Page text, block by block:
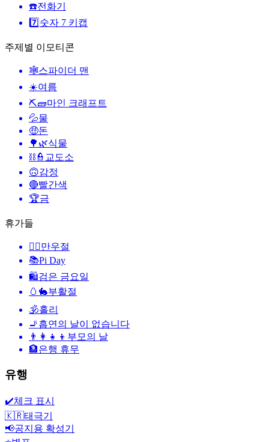
☎️전화기
7️⃣ 숫자 7 키캡
주제별 이모티콘
🕸️스파이더 맨
☀️여름
⛏🧱마인 크래프트
💦물
🤑돈
🌳🌿식물
⛓️👮 교도소
🙃감정
🔴빨간색
🏆금
휴가들
🙆‍♂️만우절
📚Pi Day
🛍검은 금요일
🥚🐇부활절
🕉홀리
🚬 흡연의 날이 없습니다
👨‍👩‍👧‍👦 부모의 날
🏦은행 휴무
유행
✔️체크 표시
🇰🇷태극기
📢공지용 확성기